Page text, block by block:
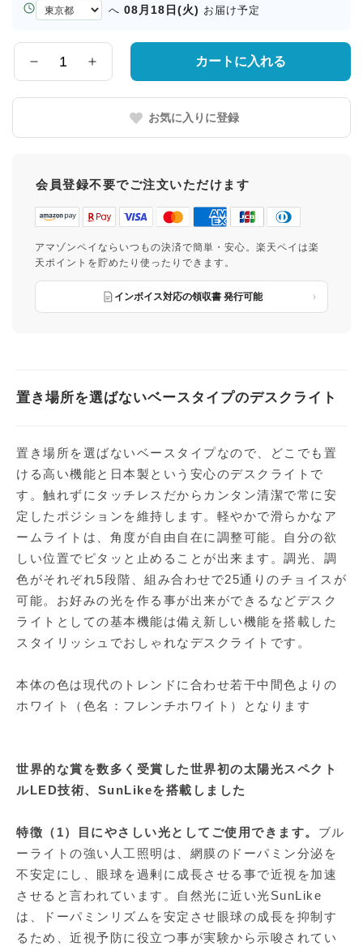
お
届
県
へ 08月18日(火) お届け予定
量
カートに入れる
お気に入りに登録
会員登録不要でご注文いただけます
アマゾンペイならいつもの決済で簡単・安心。楽天ペイは楽
天ポイントを貯めたり使ったりできます。
インボイス対応の領収書 発行可能
置き場所を選ばないベースタイプのデスクライト
置き場所を選ばないベースタイプなので、どこでも置
ける高い機能と日本製という安心のデスクライトで
す。触れずにタッチレスだからカンタン清潔で常に安
定したポジションを維持します。軽やかで滑らかなア
ームライトは、角度が自由自在に調整可能。自分の欲
しい位置でピタッと止めることが出来ます。調光、調
色がそれぞれ5段階、組み合わせで25通りのチョイスが
可能。お好みの光を作る事が出来ができるなどデスク
ライトとしての基本機能は備え新しい機能を搭載した
スタイリッシュでおしゃれなデスクライトです。
本体の色は現代のトレンドに合わせ若干中間色よりの
ホワイト（色名：フレンチホワイト）となります
世界的な賞を数多く受賞した世界初の太陽光スペクト
ルLED技術、SunLikeを搭載しました
特徴（1）目にやさしい光としてご使用できます。 ブル
ーライトの強い人工照明は、網膜のドーパミン分泌を
不安定にし、眼球を過剰に成長させる事で近視を加速
させると言われています。自然光に近い光SunLike
は、ドーパミンリズムを安定させ眼球の成長を抑制す
るため、近視予防に役立つ事が実験から示唆されてい